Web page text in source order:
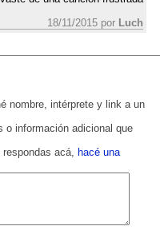
18/11/2015 por Luch
nombre, intérprete y link a un
o información adicional que
acá, hacé una